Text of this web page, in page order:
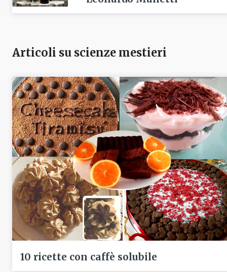
Articoli su scienze mestieri
10 ricette con caffè solubile